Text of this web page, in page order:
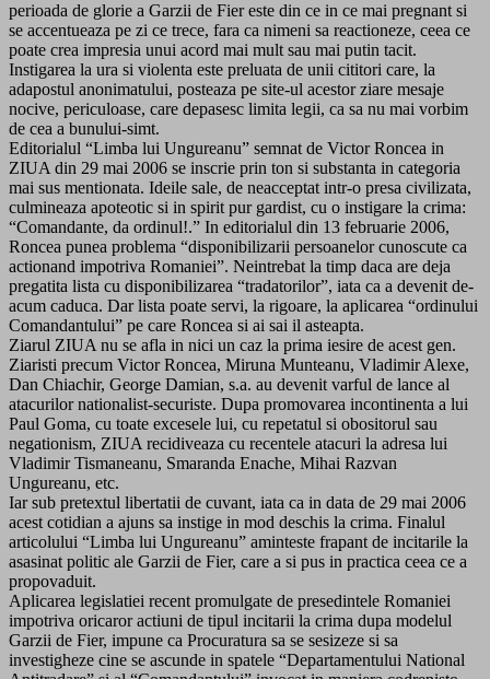
perioada de glorie a Garzii de Fier este din ce in ce mai pregnant si
se accentueaza pe zi ce trece, fara ca nimeni sa reactioneze, ceea ce
poate crea impresia unui acord mai mult sau mai putin tacit.
Instigarea la ura si violenta este preluata de unii cititori care, la
adapostul anonimatului, posteaza pe site-ul acestor ziare mesaje
nocive, periculoase, care depasesc limita legii, ca sa nu mai vorbim
de cea a bunului-simt.
Editorialul “Limba lui Ungureanu” semnat de Victor Roncea in
ZIUA din 29 mai 2006 se inscrie prin ton si substanta in categoria
mai sus mentionata. Ideile sale, de neacceptat intr-o presa civilizata,
culmineaza apoteotic si in spirit pur gardist, cu o instigare la crima:
“Comandante, da ordinul!.” In editorialul din 13 februarie 2006,
Roncea punea problema “disponibilizarii persoanelor cunoscute ca
actionand impotriva Romaniei”. Neintrebat la timp daca are deja
pregatita lista cu disponibilizarea “tradatorilor”, iata ca a devenit de-
acum caduca. Dar lista poate servi, la rigoare, la aplicarea “ordinului
Comandantului” pe care Roncea si ai sai il asteapta.
Ziarul ZIUA nu se afla in nici un caz la prima iesire de acest gen.
Ziaristi precum Victor Roncea, Miruna Munteanu, Vladimir Alexe,
Dan Chiachir, George Damian, s.a. au devenit varful de lance al
atacurilor nationalist-securiste. Dupa promovarea incontinenta a lui
Paul Goma, cu toate excesele lui, cu repetatul si obositorul sau
negationism, ZIUA recidiveaza cu recentele atacuri la adresa lui
Vladimir Tismaneanu, Smaranda Enache, Mihai Razvan
Ungureanu, etc.
Iar sub pretextul libertatii de cuvant, iata ca in data de 29 mai 2006
acest cotidian a ajuns sa instige in mod deschis la crima. Finalul
articolului “Limba lui Ungureanu” aminteste frapant de incitarile la
asasinat politic ale Garzii de Fier, care a si pus in practica ceea ce a
propovaduit.
Aplicarea legislatiei recent promulgate de presedintele Romaniei
impotriva oricaror actiuni de tipul incitarii la crima dupa modelul
Garzii de Fier, impune ca Procuratura sa se sesizeze si sa
investigheze cine se ascunde in spatele “Departamentului National